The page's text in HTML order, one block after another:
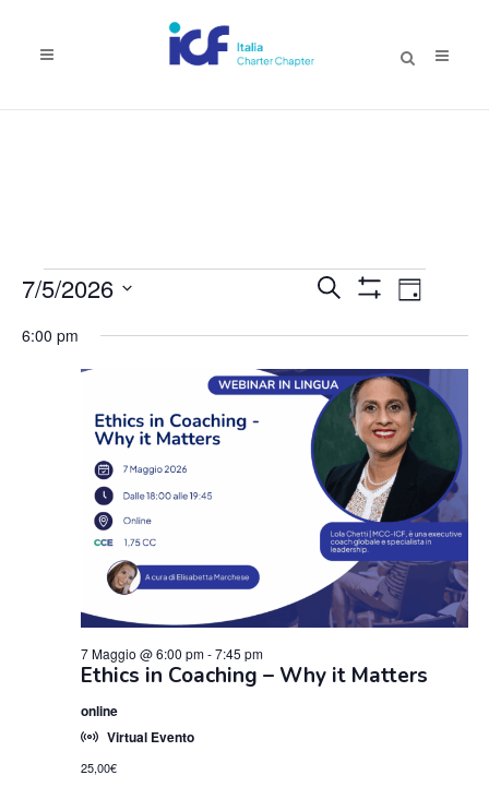
EVENTI
FOR
Eventi
viste
Navigazione
Cerca
Mostra
Evento
Giorno
7/5/2026
la
6:00 pm
Ethics in Coaching – Why it Matters
7 Maggio @ 6:00 pm-7:45 pm
online
Virtual Evento
25,00€